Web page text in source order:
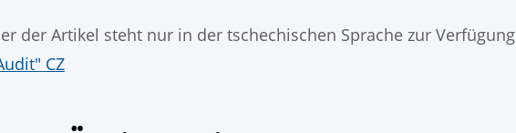
der Artikel steht nur in der tschechischen Sprache zur Verfügung
CZ